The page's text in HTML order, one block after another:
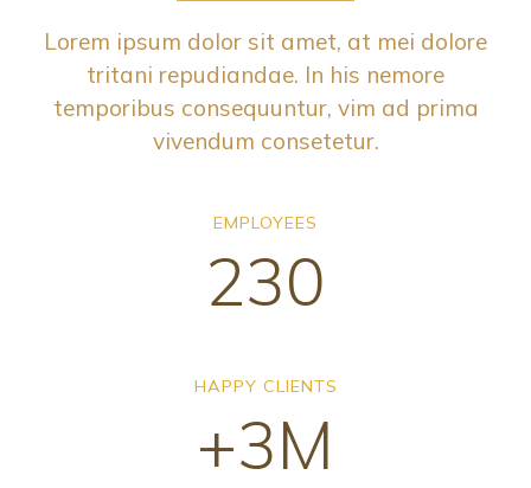
Lorem ipsum dolor sit amet, at mei dolore
tritani repudiandae. In his nemore
temporibus consequuntur, vim ad prima
vivendum consetetur.
EMPLOYEES
230
HAPPY CLIENTS
+3M